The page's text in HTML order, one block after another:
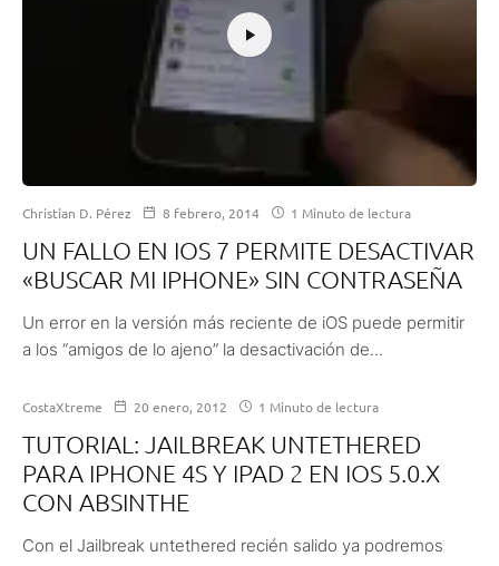
Christian D. Pérez 8 febrero, 2014 1 Minuto de lectura
UN FALLO EN IOS 7 PERMITE DESACTIVAR
«BUSCAR MI IPHONE» SIN CONTRASEÑA
Un error en la versión más reciente de iOS puede permitir
a los “amigos de lo ajeno” la desactivación de...
CostaXtreme 20 enero, 2012 1 Minuto de lectura
TUTORIAL: JAILBREAK UNTETHERED
PARA IPHONE 4S Y IPAD 2 EN IOS 5.0.X
CON ABSINTHE
Con el Jailbreak untethered recién salido ya podremos